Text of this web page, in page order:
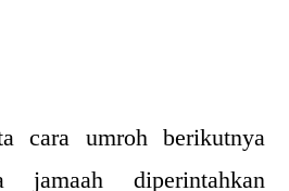
cara umroh berikutnya
jamaah diperintahkan